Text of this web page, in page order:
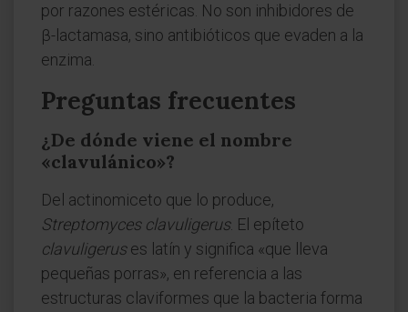
por razones estéricas. No son inhibidores de
β-lactamasa, sino antibióticos que evaden a la
enzima.
Preguntas frecuentes
¿De dónde viene el nombre
«clavulánico»?
Del actinomiceto que lo produce,
Streptomyces clavuligerus. El epíteto
clavuligeruses latín y significa «que lleva
pequeñas porras», en referencia a las
estructuras claviformes que la bacteria forma